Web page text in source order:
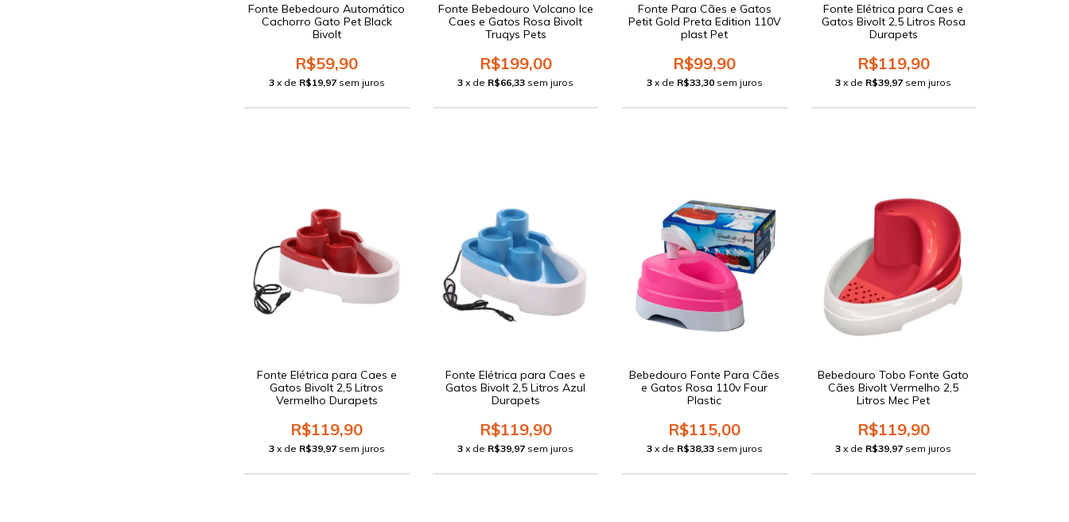
Fonte Bebedouro Automático
Cachorro Gato Pet Black
Bivolt
R$59,90
3 x de R$19,97 sem juros
Fonte Bebedouro Volcano Ice
Caes e Gatos Rosa Bivolt
Truqys Pets
R$199,00
3 x de R$66,33 sem juros
Fonte Para Cães e Gatos
Petit Gold Preta Edition 110V
plast Pet
R$99,90
3 x de R$33,30 sem juros
Fonte Elétrica para Caes e
Gatos Bivolt 2,5 Litros Rosa
Durapets
R$119,90
3 x de R$39,97 sem juros
Fonte Elétrica para Caes e
Gatos Bivolt 2,5 Litros
Vermelho Durapets
R$119,90
3 x de R$39,97 sem juros
Fonte Elétrica para Caes e
Gatos Bivolt 2,5 Litros Azul
Durapets
R$119,90
3 x de R$39,97 sem juros
Bebedouro Fonte Para Cães
e Gatos Rosa 110v Four
Plastic
R$115,00
3 x de R$38,33 sem juros
Bebedouro Tobo Fonte Gato
Cães Bivolt Vermelho 2,5
Litros Mec Pet
R$119,90
3 x de R$39,97 sem juros